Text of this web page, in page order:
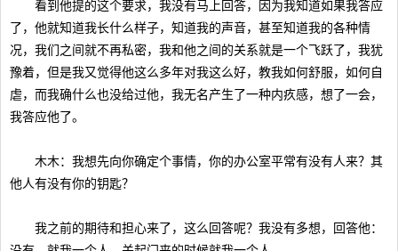
看到他提的这个要求，我没有马上回答，因为我知道如果我答应
了，他就知道我长什么样子，知道我的声音，甚至知道我的各种情
况，我们之间就不再私密，我和他之间的关系就是一个飞跃了，我犹
豫着，但是我又觉得他这么多年对我这么好，教我如何舒服，如何自
虐，而我确什么也没给过他，我无名产生了一种内疚感，想了一会，
我答应他了。
木木：我想先向你确定个事情，你的办公室平常有没有人来？其
他人有没有你的钥匙？
我之前的期待和担心来了，这么回答呢？我没有多想，回答他：